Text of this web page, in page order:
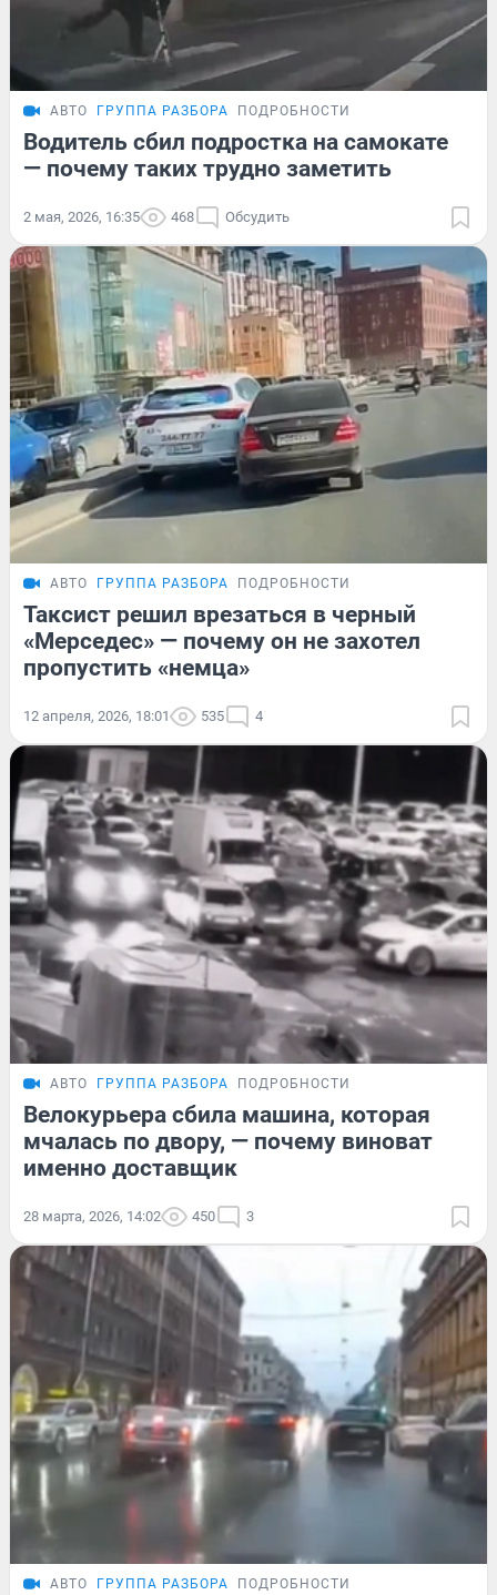
АВТО ГРУППА РАЗБОРА ПОДРОБНОСТИ
Водитель сбил подростка на самокате
— почему таких трудно заметить
2 мая, 2026, 16:35 468 Обсудить
АВТО ГРУППА РАЗБОРА ПОДРОБНОСТИ
Таксист решил врезаться в черный
«Мерседес» — почему он не захотел
пропустить «немца»
12 апреля, 2026, 18:01 535 4
АВТО ГРУППА РАЗБОРА ПОДРОБНОСТИ
Велокурьера сбила машина, которая
мчалась по двору, — почему виноват
именно доставщик
28 марта, 2026, 14:02 450 3
АВТО ГРУППА РАЗБОРА ПОДРОБНОСТИ